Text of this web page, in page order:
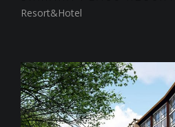
Resort&Hotel